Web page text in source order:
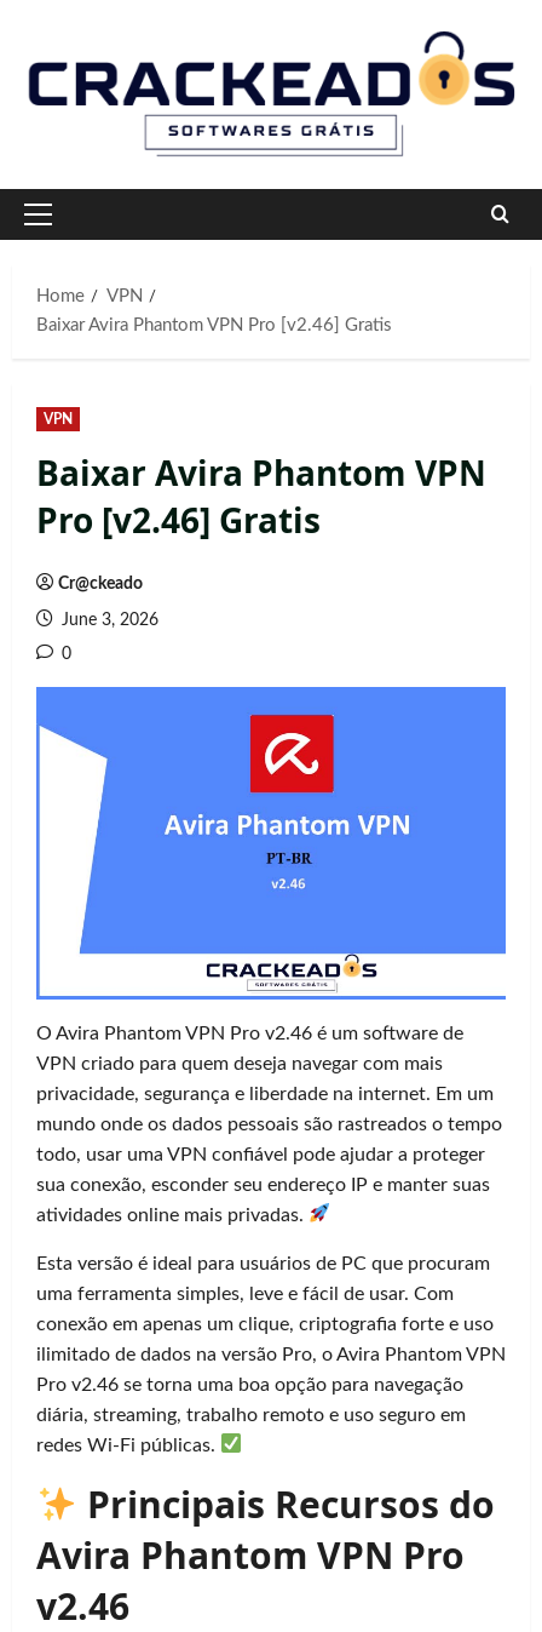
content
Primary
Home
VPN
Baixar Avira Phantom VPN Pro [v2.46] Gratis
VPN
Baixar Avira Phantom VPN
Pro [v2.46] Gratis
Cr@ckeado
June 3, 2026
0
O Avira Phantom VPN Pro v2.46 é um software de
VPN criado para quem deseja navegar com mais
privacidade, segurança e liberdade na internet. Em um
mundo onde os dados pessoais são rastreados o tempo
todo, usar uma VPN confiável pode ajudar a proteger
sua conexão, esconder seu endereço IP e manter suas
atividades online mais privadas.
Esta versão é ideal para usuários de PC que procuram
uma ferramenta simples, leve e fácil de usar. Com
conexão em apenas um clique, criptografia forte e uso
ilimitado de dados na versão Pro, o Avira Phantom VPN
Pro v2.46 se torna uma boa opção para navegação
diária, streaming, trabalho remoto e uso seguro em
redes Wi-Fi públicas.
Principais Recursos do
Avira Phantom VPN Pro
v2.46